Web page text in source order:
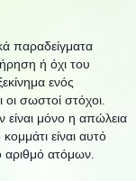
παραδείγματα
ή όχι του
ενός
σωστοί στόχοι.
είναι μόνο η απώλεια
είναι αυτό
ατόμων.